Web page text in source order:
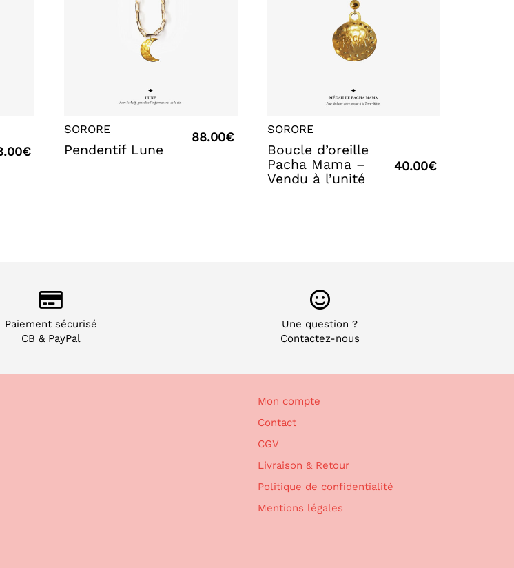
€
SORORE
Pendentif Lune
88.00€ SORORE
Boucle d’oreille
Pacha Mama –
Vendu à l’unité
40.00€
Paiement sécurisé
CB & PayPal
Une question ?
Contactez-nous
Mon compte
Contact
CGV
Livraison & Retour
Politique de confidentialité
Mentions légales